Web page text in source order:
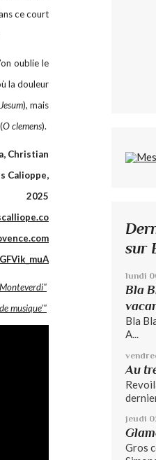
ce court
oublie le
la douleur
), mais
O clemens).
Christian
Calioppe,
2025
musique’"
sur
lundi
Bla
Bla
A...
Au
jeudi
Gros